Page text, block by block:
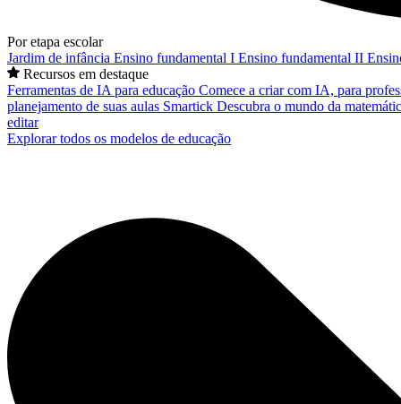
Por etapa escolar
Jardim de infância Ensino fundamental I Ensino fundamental II
Recursos em destaque
Ferramentas de IA para educação Comece a criar com IA, para
planejamento de suas aulas Smartick Descubra o mundo da
editar
Explorar todos os modelos de educação